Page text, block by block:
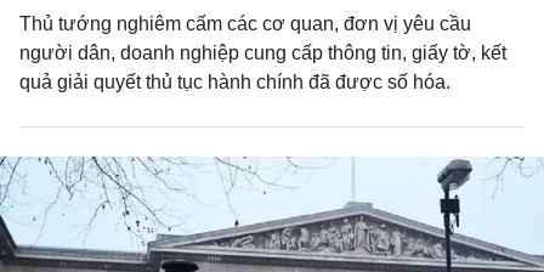
Thủ tướng nghiêm cấm các cơ quan, đơn vị yêu cầu
người dân, doanh nghiệp cung cấp thông tin, giấy tờ, kết
quả giải quyết thủ tục hành chính đã được số hóa.